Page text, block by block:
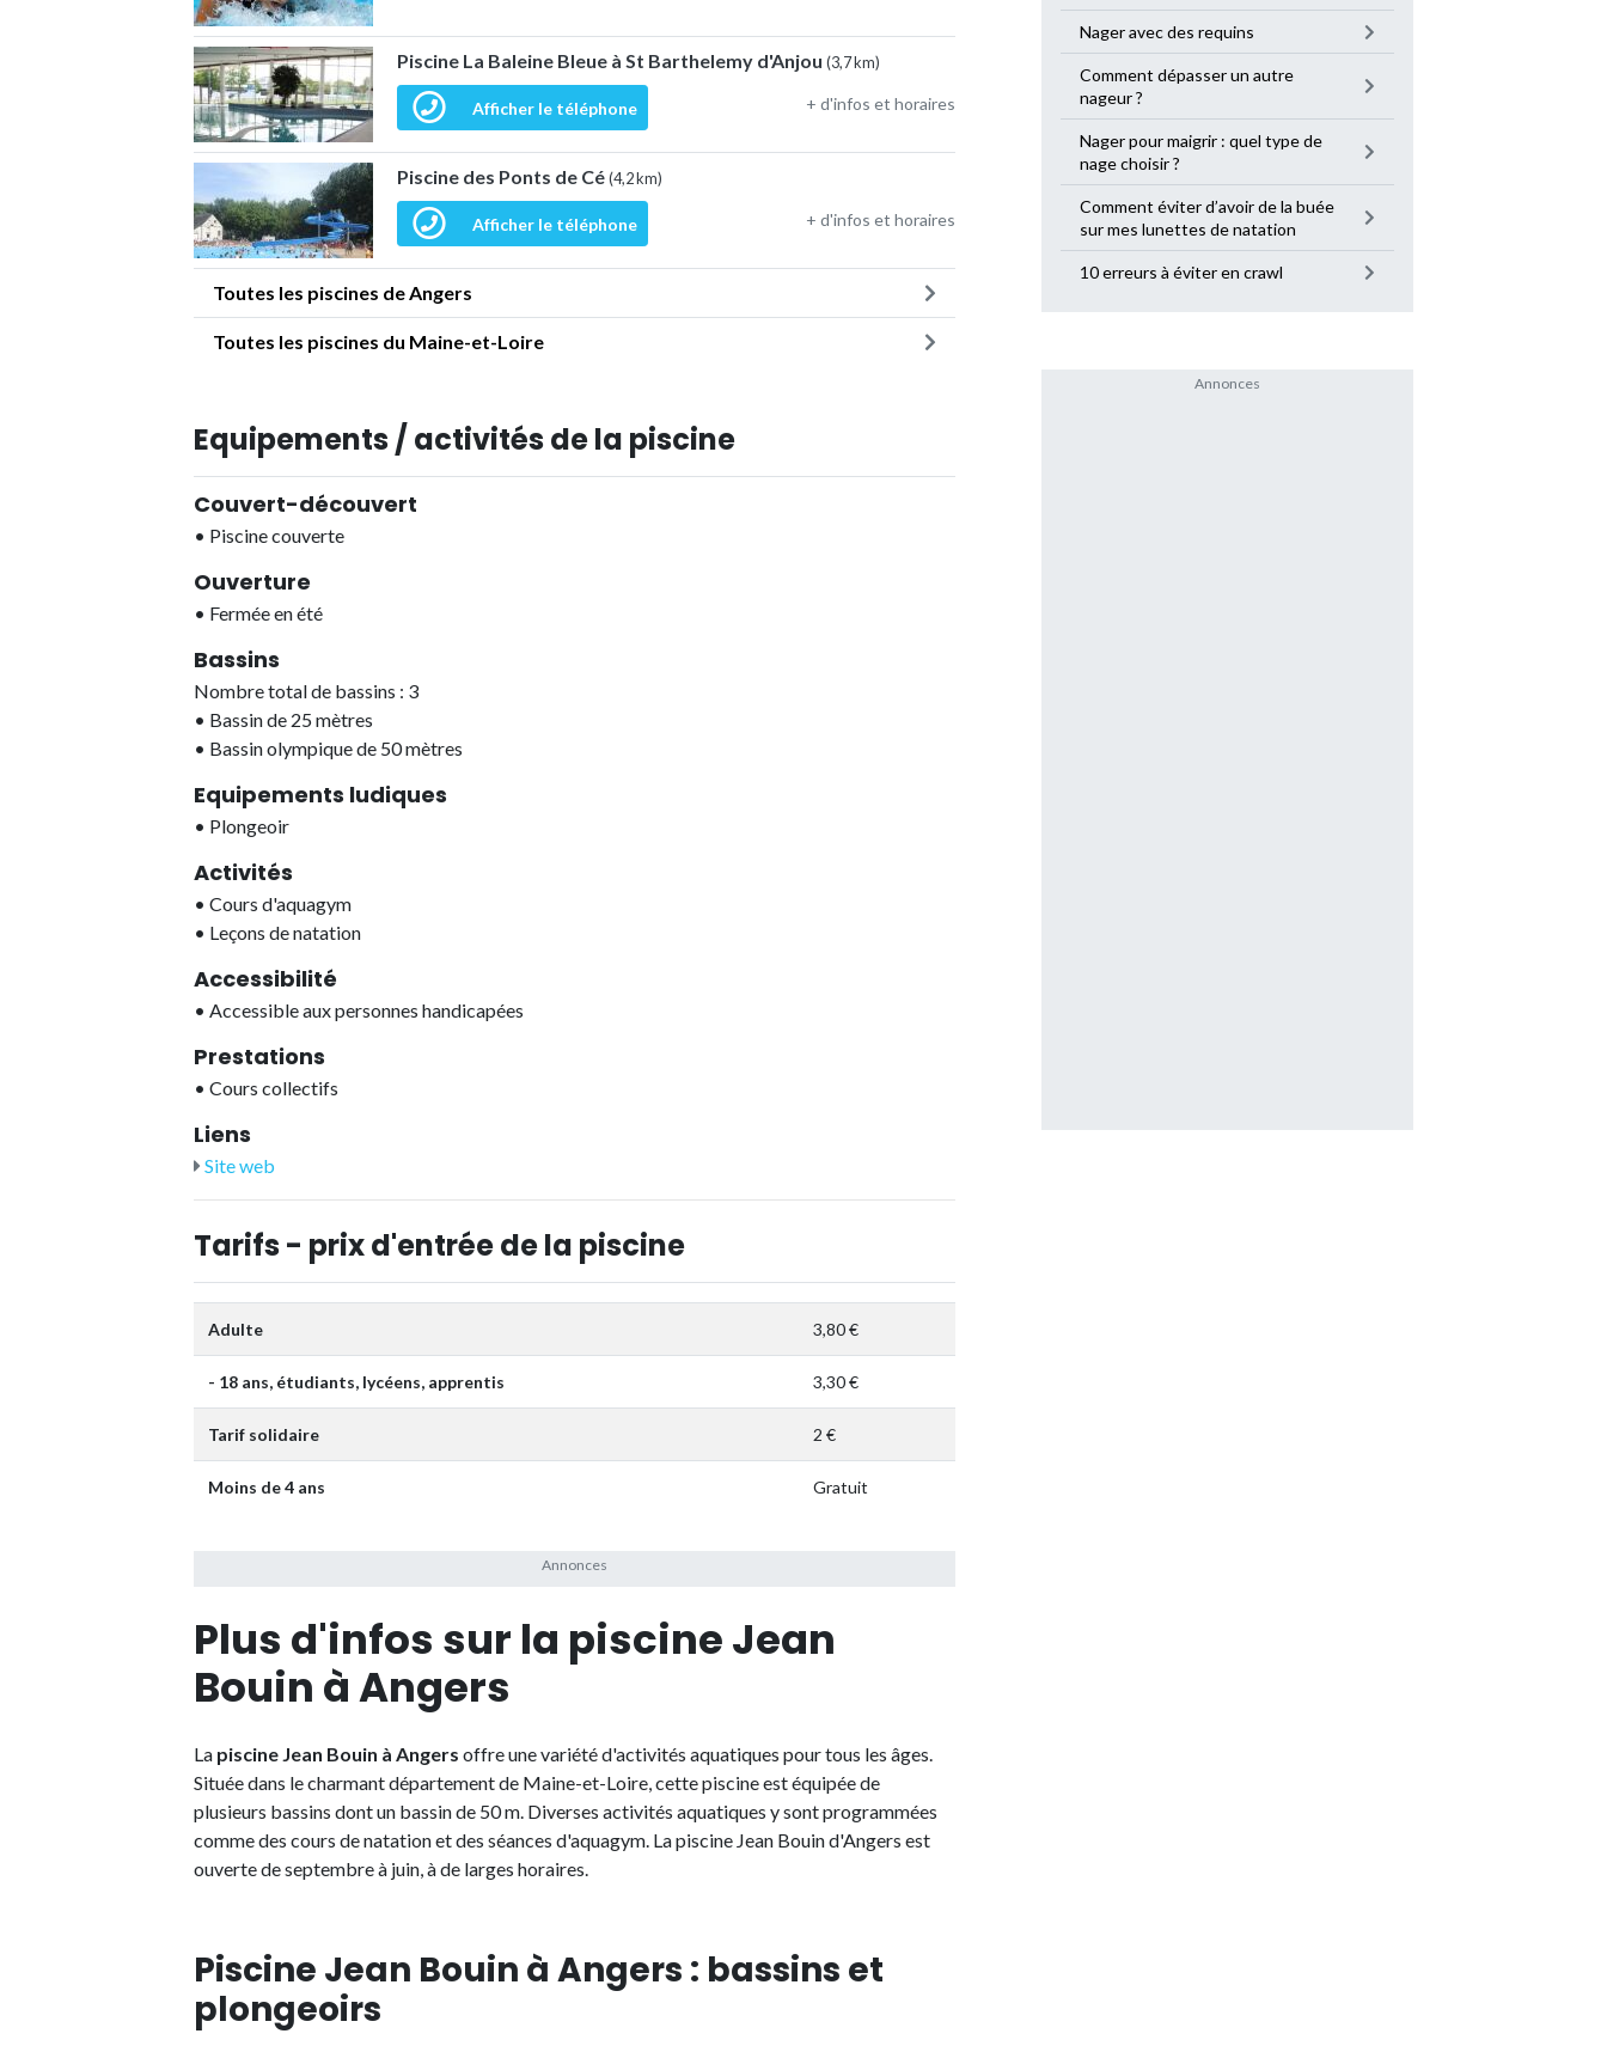
Piscine La Baleine Bleue à St Barthelemy d'Anjou (3,7 km)
Afficher le téléphone + d'infos et horaires
Piscine des Ponts de Cé(4,2 km)
Afficher le téléphone + d'infos et horaires
Toutes les piscines de Angers
Toutes les piscines du Maine-et-Loire
Equipements / activités de la piscine
Couvert-découvert
• Piscine couverte
Ouverture
• Fermée en été
Bassins
Nombre total de bassins : 3
• Bassin de 25 mètres
• Bassin olympique de 50 mètres
Equipements ludiques
• Plongeoir
Activités
• Cours d'aquagym
• Leçons de natation
Accessibilité
• Accessible aux personnes handicapées
Prestations
• Cours collectifs
Liens
Site web
Tarifs - prix d'entrée de la piscine
Adulte 3,80 €
- 18 ans, étudiants, lycéens, apprentis 3,30 €
Tarif solidaire 2 €
Moins de 4 ans Gratuit
Plus d'infos sur la piscine Jean
Bouin à Angers
La piscine Jean Bouin à Angers offre une variété d'activités aquatiques pour tous les âges.
Située dans le charmant département de Maine-et-Loire, cette piscine est équipée de
plusieurs bassins dont un bassin de 50 m. Diverses activités aquatiques y sont programmées
comme des cours de natation et des séances d'aquagym. La piscine Jean Bouin d'Angers est
ouverte de septembre à juin, à de larges horaires.
Piscine Jean Bouin à Angers : bassins et
plongeoirs
Nager avec des requins
Comment dépasser un autre
nageur ?
Nager pour maigrir : quel type de
nage choisir ?
Comment éviter d’avoir de la buée
sur mes lunettes de natation
10 erreurs à éviter en crawl